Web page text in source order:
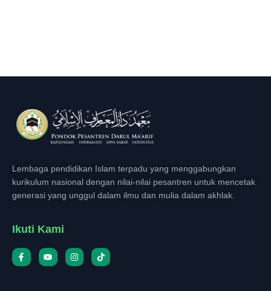
Lembaga pendidikan Islam terpadu yang menggabungkan
kurikulum nasional dengan nilai-nilai pesantren untuk mencetak
generasi yang unggul dalam ilmu dan mulia dalam akhlak.
Ikuti Kami